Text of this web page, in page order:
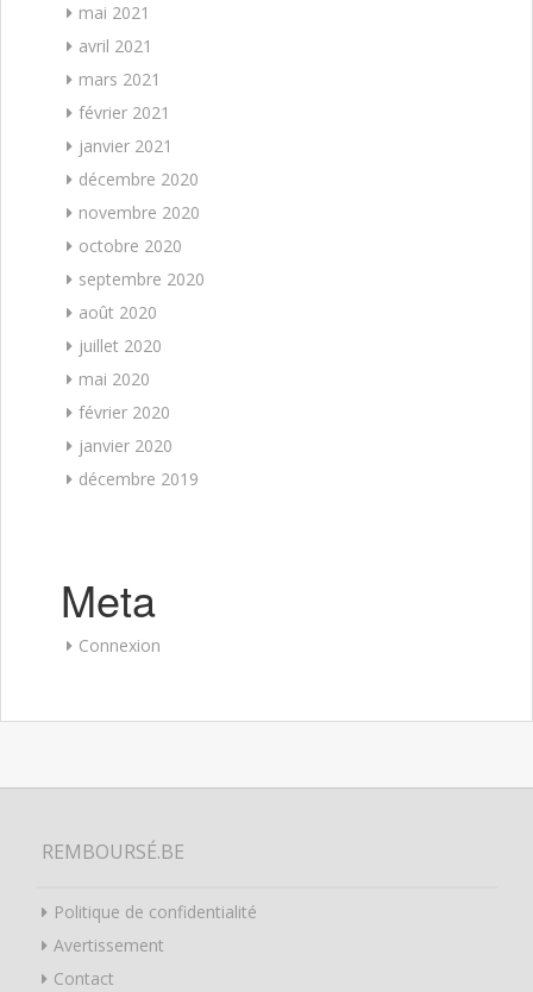
mai 2021
avril 2021
mars 2021
février 2021
janvier 2021
décembre 2020
novembre 2020
octobre 2020
septembre 2020
août 2020
juillet 2020
mai 2020
février 2020
janvier 2020
décembre 2019
Meta
Connexion
REMBOURSÉ.BE
Politique de confidentialité
Avertissement
Contact